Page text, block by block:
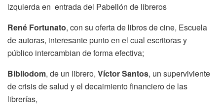
izquierda en entrada del Pabellón de libreros
René Fortunato, con su oferta de libros de cine, Escuela
de autoras, interesante punto en el cual escritoras y
público intercambian de forma efectiva;
Bibliodom, de un librero, Víctor Santos, un superviviente
de crisis de salud y el decaimiento financiero de las
librerías,